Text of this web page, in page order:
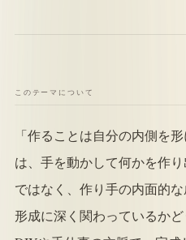
このテーマについて
「作ることは自分の内側を
は、手を動かして何かを作
ではなく、作り手の内面的
形成に深く関わっているかど